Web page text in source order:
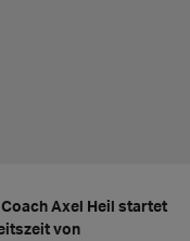
Axel Heil startet
von